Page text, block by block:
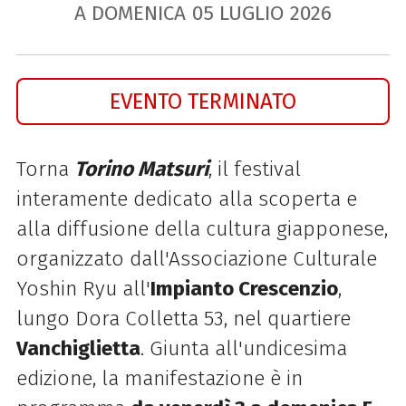
A DOMENICA 05 LUGLIO 2026
EVENTO TERMINATO
Torna Torino Matsuri, il festival
interamente dedicato alla scoperta e
alla diffusione della cultura giapponese,
organizzato dall'Associazione Culturale
Yoshin Ryu all'Impianto Crescenzio,
lungo Dora Colletta 53, nel quartiere
Vanchiglietta. Giunta all'undicesima
edizione, la manifestazione è in